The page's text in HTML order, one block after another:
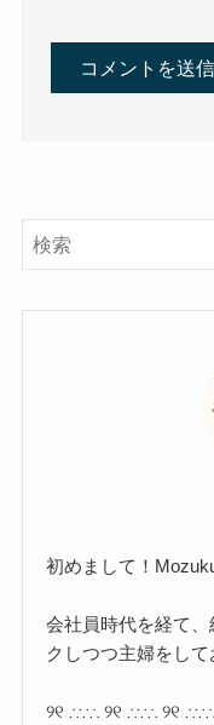
初めまして！
会社員時代を経て
クしつつ主婦をして
୨୧ ∴∵∴ ୨୧ ∴∵∴ ୨୧